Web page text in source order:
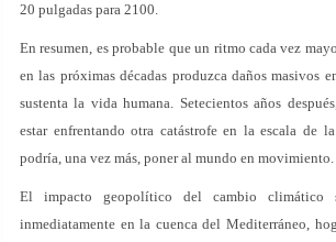
20 pulgadas para 2100.
En resumen, es probable que un ritmo cada vez
en las próximas décadas produzca daños masivos
sustenta la vida humana. Setecientos años
estar enfrentando otra catástrofe en la escala de
podría, una vez más, poner al mundo en movimiento.
El impacto geopolítico del cambio climático
inmediatamente en la cuenca del Mediterráneo,